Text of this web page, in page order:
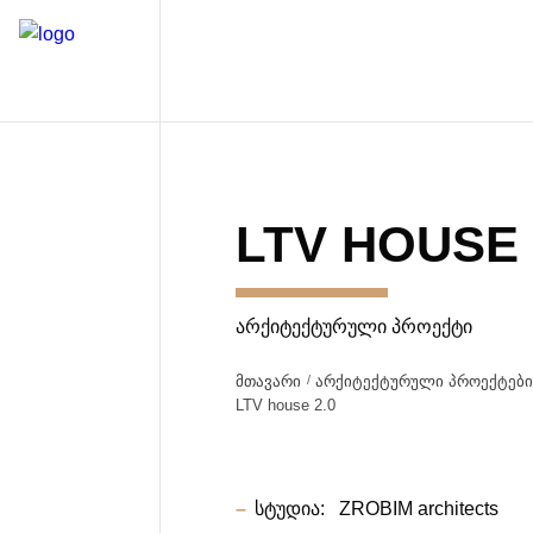
LTV HOUSE
ᲐᲠᲥᲘᲢᲔᲥᲢᲣᲠᲣᲚᲘ ᲞᲠᲝᲔᲥᲢᲘ
მთავარი არქიტექტურული პროექტები
LTV house 2.0
სტუდია: ZROBIM architects